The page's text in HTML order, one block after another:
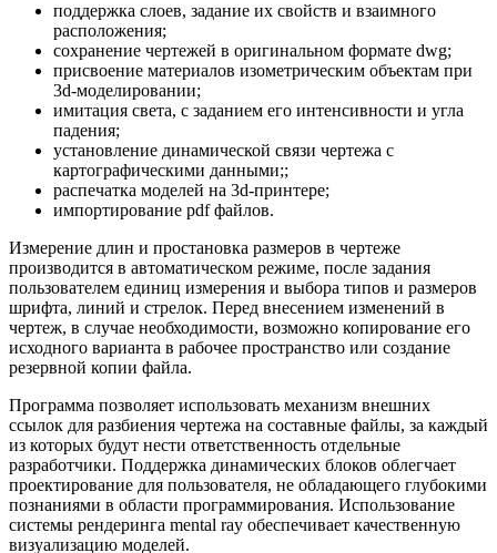
поддержка слоев, задание их свойств и взаимного
расположения;
сохранение чертежей в оригинальном формате dwg;
присвоение материалов изометрическим объектам при
3d-моделировании;
имитация света, с заданием его интенсивности и угла
падения;
установление динамической связи чертежа с
картографическими данными;;
распечатка моделей на 3d-принтере;
импортирование pdf файлов.
Измерение длин и простановка размеров в чертеже
производится в автоматическом режиме, после задания
пользователем единиц измерения и выбора типов и размеров
шрифта, линий и стрелок. Перед внесением изменений в
чертеж, в случае необходимости, возможно копирование его
исходного варианта в рабочее пространство или создание
резервной копии файла.
Программа позволяет использовать механизм внешних
ссылок для разбиения чертежа на составные файлы, за каждый
из которых будут нести ответственность отдельные
разработчики. Поддержка динамических блоков облегчает
проектирование для пользователя, не обладающего глубокими
познаниями в области программирования. Использование
системы рендеринга mental ray обеспечивает качественную
визуализацию моделей.